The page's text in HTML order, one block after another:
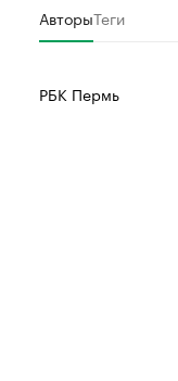
АвторыТеги
РБК Пермь